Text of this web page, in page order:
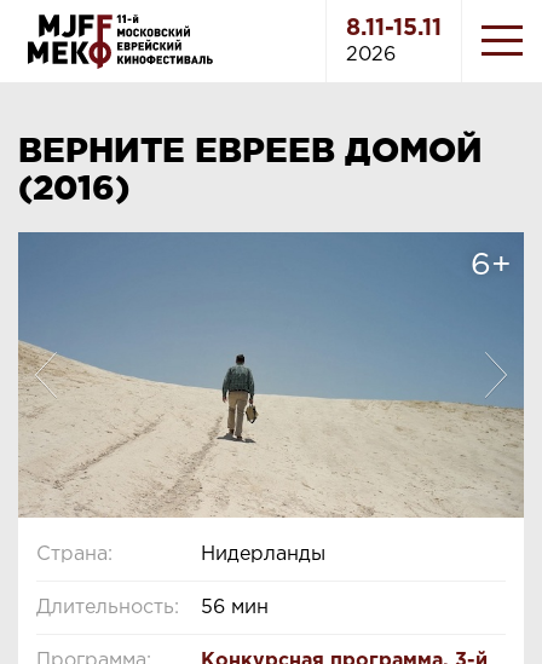
8.11-15.11
2026
ВЕРНИТЕ ЕВРЕЕВ ДОМОЙ
(2016)
6+
Страна: Нидерланды
Длительность: 56 мин